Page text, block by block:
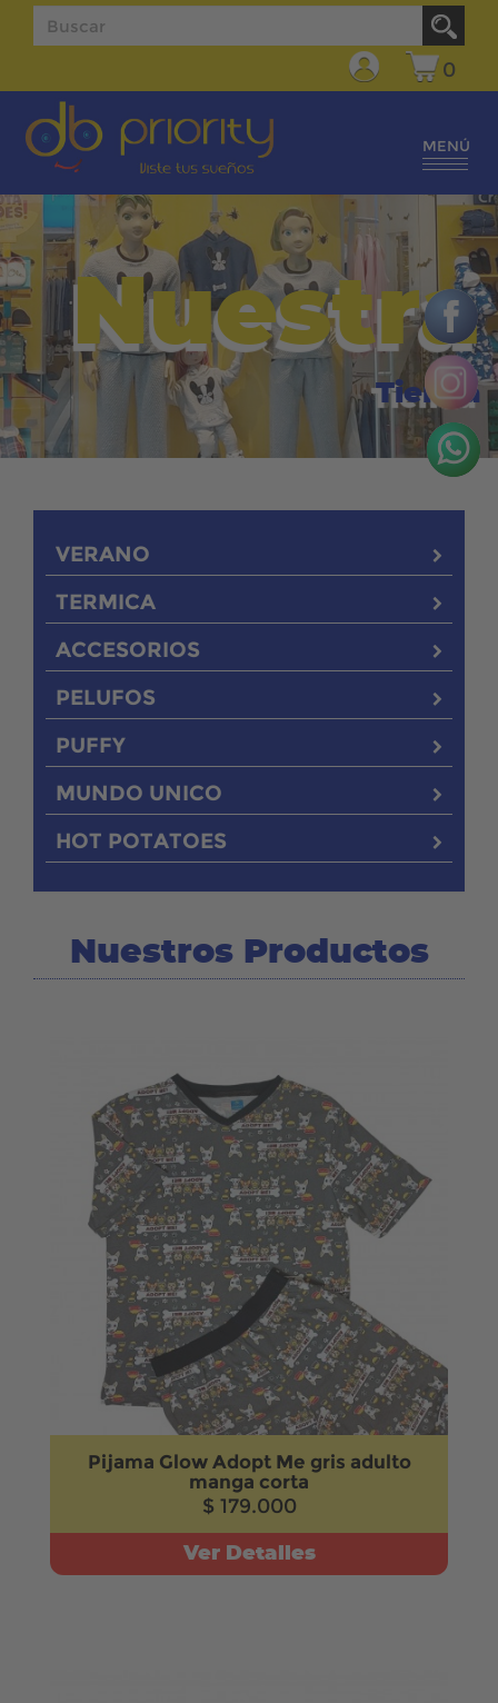
0
MENÚ
Nuestra
Tienda
VERANO
TERMICA
ACCESORIOS
PELUFOS
PUFFY
MUNDO UNICO
HOT POTATOES
Nuestros Productos
Pijama Glow Adopt Me gris adulto
manga corta
$ 179.000
Ver Detalles